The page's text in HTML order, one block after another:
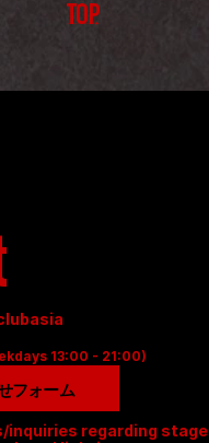
TOP
13:00 - 21:00)
フォーム
inquiries regarding stage